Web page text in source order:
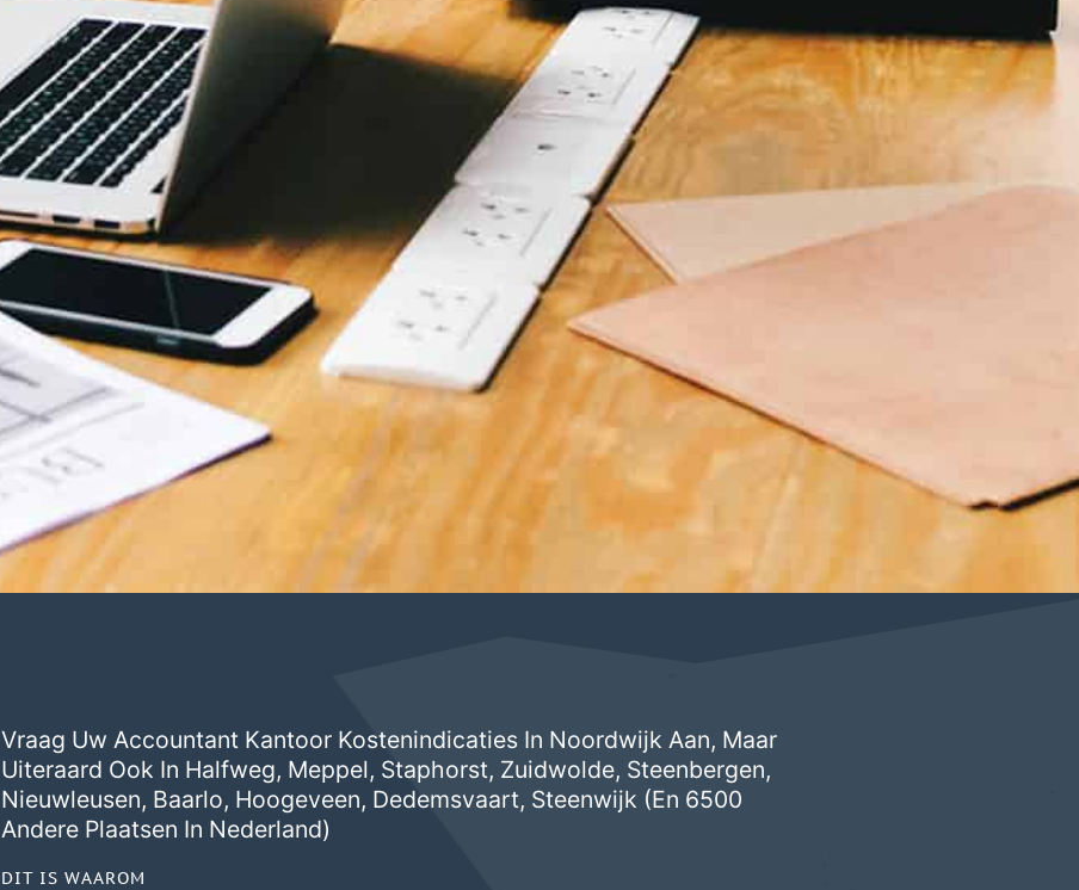
Vraag Uw Accountant Kantoor Kostenindicaties In Noordwijk Aan, Maar
Uiteraard Ook In Halfweg, Meppel, Staphorst, Zuidwolde, Steenbergen,
Nieuwleusen, Baarlo, Hoogeveen, Dedemsvaart, Steenwijk (en 6500
Andere Plaatsen In Nederland)
DIT IS WAAROM